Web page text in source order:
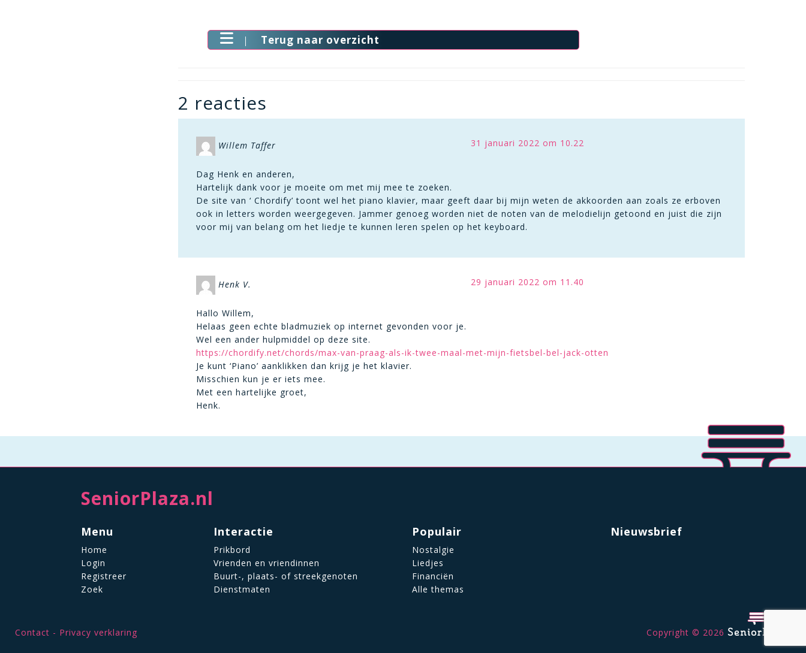
Terug naar overzicht
2 reacties
Willem Taffer 31 januari 2022 om 10.22
Dag Henk en anderen,
Hartelijk dank voor je moeite om met mij mee te zoeken.
De site van ‘ Chordify’ toont wel het piano klavier, maar geeft daar bij mijn weten de akkoorden aan zoals ze erboven
ook in letters worden weergegeven. Jammer genoeg worden niet de noten van de melodielijn getoond en juist die zijn
voor mij van belang om het liedje te kunnen leren spelen op het keyboard.
Henk V. 29 januari 2022 om 11.40
Hallo Willem,
Helaas geen echte bladmuziek op internet gevonden voor je.
Wel een ander hulpmiddel op deze site.
https://chordify.net/chords/max-van-praag-als-ik-twee-maal-met-mijn-fietsbel-bel-jack-otten
Je kunt ‘Piano’ aanklikken dan krijg je het klavier.
Misschien kun je er iets mee.
Met een hartelijke groet,
Henk.
SeniorPlaza.nl
Menu
Home
Login
Registreer
Zoek
Interactie
Prikbord
Vrienden en vriendinnen
Buurt-, plaats- of streekgenoten
Dienstmaten
Populair
Nostalgie
Liedjes
Financiën
Alle themas
Nieuwsbrief
Contact Privacy verklaring Copyright © 2026